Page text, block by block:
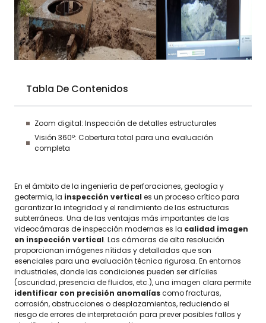
Tabla De Contenidos
Zoom digital: Inspección de detalles estructurales
Visión 360º: Cobertura total para una evaluación
completa
En el ámbito de la ingeniería de perforaciones, geología y
geotermia, la inspección vertical es un proceso crítico para
garantizar la integridad y el rendimiento de las estructuras
subterráneas. Una de las ventajas más importantes de las
videocámaras de inspección modernas es la calidad imagen
en inspección vertical. Las cámaras de alta resolución
proporcionan imágenes nítidas y detalladas que son
esenciales para una evaluación técnica rigurosa. En entornos
industriales, donde las condiciones pueden ser difíciles
(oscuridad, presencia de fluidos, etc.), una imagen clara permite
identificar con precisión anomalíascomo fracturas,
corrosión, obstrucciones o desplazamientos, reduciendo el
riesgo de errores de interpretación para prever posibles fallos y